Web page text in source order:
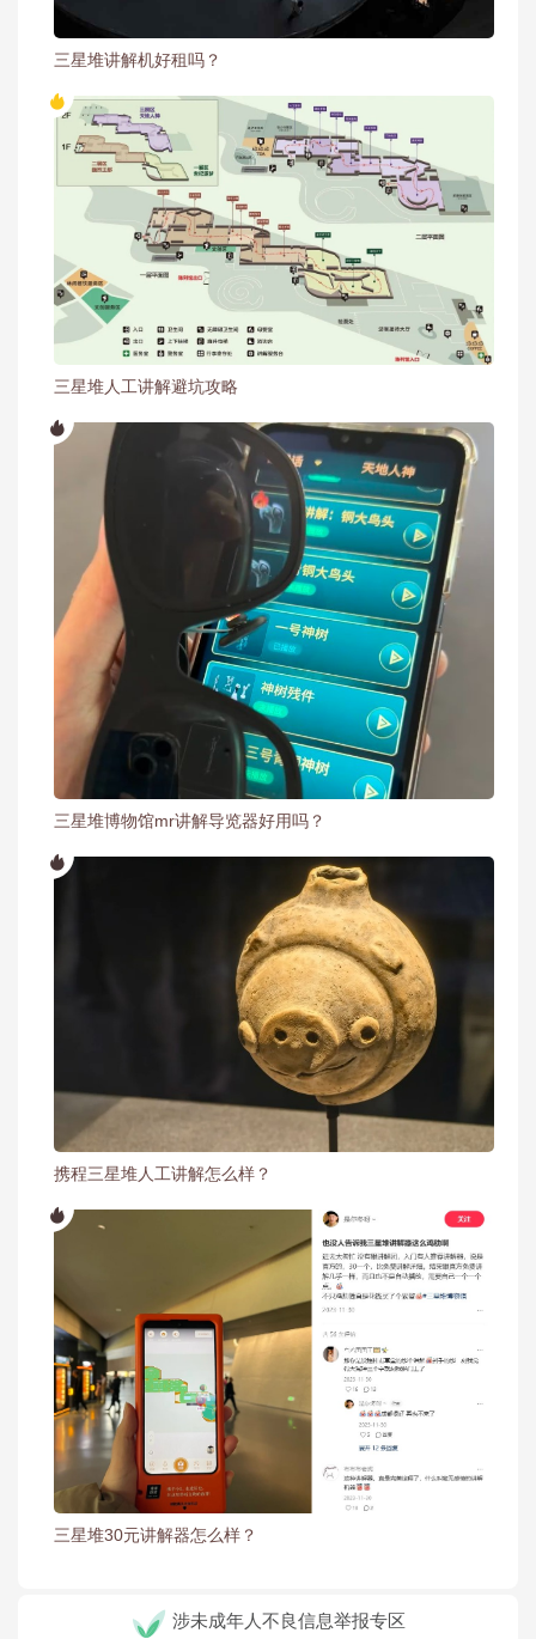
三星堆讲解机好租吗？
三星堆人工讲解避坑攻略
三星堆博物馆mr讲解导览器好用吗？
携程三星堆人工讲解怎么样？
三星堆30元讲解器怎么样？
涉未成年人不良信息举报专区